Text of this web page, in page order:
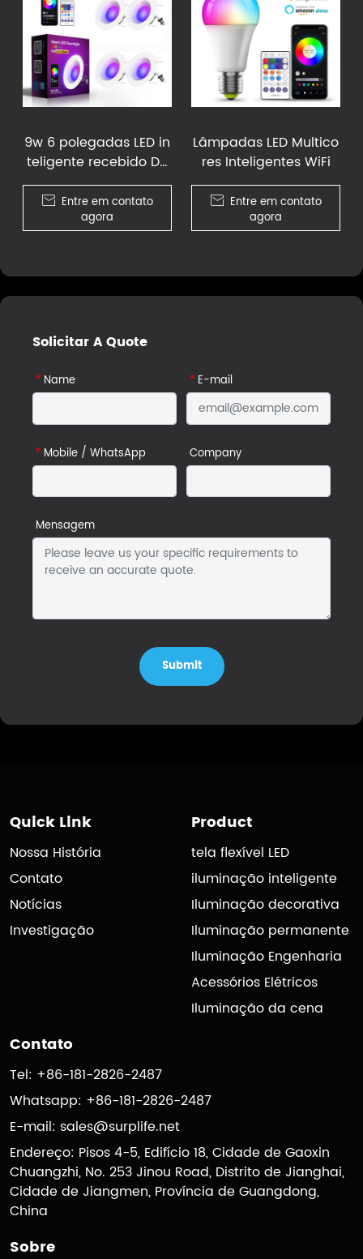
9w 6 polegadas LED in
teligente recebido Do
wnlight
 Entre em contato
agora
Lâmpadas LED Multico
res Inteligentes WiFi
 Entre em contato
agora
Solicitar A Quote
* Name * E-mail
* Mobile / WhatsApp Company
Mensagem
Submit
Quick Link
Nossa História
Contato
Notícias
Investigação
Product
tela flexível LED
iluminação inteligente
Iluminação decorativa
Iluminação permanente
Iluminação Engenharia
Acessórios Elétricos
Iluminação da cena
Contato
Tel: +86-181-2826-2487
Whatsapp: +86-181-2826-2487
E-mail: sales@surplife.net
Endereço: Pisos 4-5, Edifício 18, Cidade de Gaoxin
Chuangzhi, No. 253 Jinou Road, Distrito de Jianghai,
Cidade de Jiangmen, Província de Guangdong,
China
Sobre